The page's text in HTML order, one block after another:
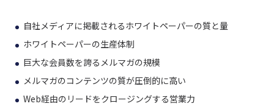
自社メディアに掲載されるホワイトペーパーの質と量
ホワイトペーパーの生産体制
巨大な会員数を誇るメルマガの規模
メルマガのコンテンツの質が圧倒的に高い
Web経由のリードをクロージングする営業力